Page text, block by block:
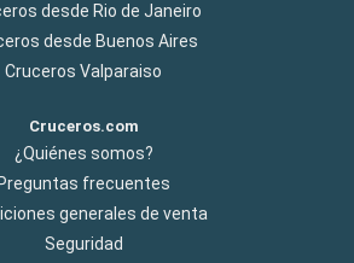
desde Rio de Janeiro
desde Buenos Aires
Cruceros Valparaiso
Cruceros.com
¿Quiénes somos?
Preguntas frecuentes
generales de venta
Seguridad